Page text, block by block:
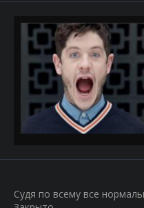
Судя по всему все